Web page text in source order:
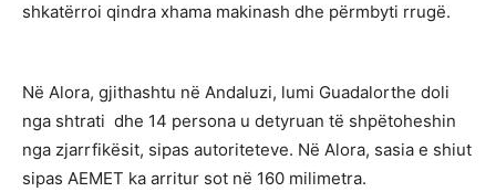
shkatërroi qindra xhama makinash dhe përmbyti rrugë.
Në Alora, gjithashtu në Andaluzi, lumi Guadalorthe doli
nga shtrati dhe 14 persona u detyruan të shpëtoheshin
nga zjarrfikësit, sipas autoriteteve. Në Alora, sasia e shiut
sipas AEMET ka arritur sot në 160 milimetra.